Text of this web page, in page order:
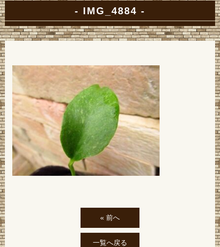
IMG_4884
« 前へ
一覧へ戻る